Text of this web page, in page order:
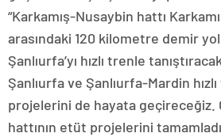
“Karkamış-Nusaybin hattı
arasındaki 120 kilometre demir
Şanlıurfa’yı hızlı trenle
Şanlıurfa ve Şanlıurfa-Mardin
projelerini de hayata geçireceğiz.
hattının etüt projelerini